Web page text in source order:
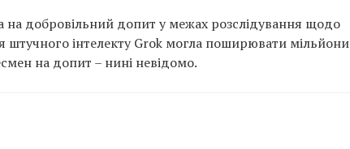
добровільний допит у межах розслідування щодо
інтелекту Grok могла поширювати мільйони
на допит – нині невідомо.